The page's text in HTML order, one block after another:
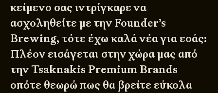
κείμενο σας ιντρίγκαρε να
ασχοληθείτε με την Founder’s
Brewing, τότε έχω καλά νέα για εσάς:
Πλέον εισάγεται στην χώρα μας από
την Tsaknakis Premium Brands
οπότε θεωρώ πως θα βρείτε εύκολα